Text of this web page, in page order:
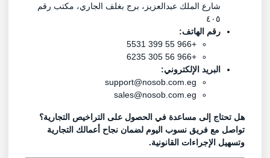
شارع الملك عبدالعزيز، برج بغلف الجاري، مكتب رقم
٤٠٥
رقم الهاتف:
البريد الإلكتروني:
support@nosob.com.eg
sales@nosob.com.eg
هل تحتاج إلى مساعدة في الحصول على التراخيص التجارية؟
تواصل مع فريق نسوب اليوم لضمان نجاح أعمالك التجارية
وتسهيل الإجراءات القانونية.